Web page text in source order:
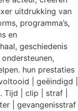
uitdrukking van
programma’s,
en
geschiedenis
hun prestaties
| geëindigd |
| clip | straf |
| gevangenisstraf